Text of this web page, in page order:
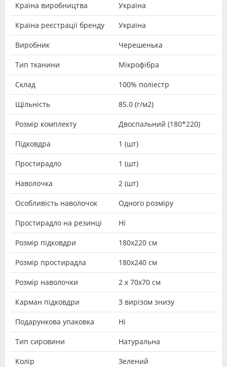
Країна виробництва Україна
Країна реєстрації бренду Україна
Виробник Черешенька
Тип тканини Мікрофібра
Склад 100% поліестр
Щільність 85.0 (г/м2)
Розмір комплекту Двоспальний (180*220)
Підковдра 1 (шт)
Простирадло 1 (шт)
Наволочка 2 (шт)
Особливість наволочок Одного розміру
Простирадло на резинці Ні
Розмір підковдри 180х220 см
Розмір простирадла 180x240 см
Розмір наволочки 2 х 70х70 см
Карман підковдри З вирізом знизу
Подарункова упаковка Ні
Тип сировини Натуральна
Колір Зелений